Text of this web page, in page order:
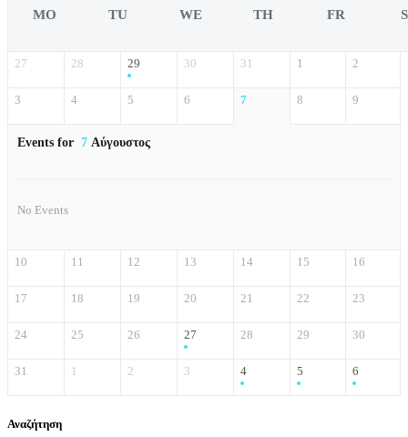
MO TU WE TH FR
27 28 29 30 31 1 2
3 4 5 6 7 8 9
Events for 7 Αύγουστος
No Events
10 11 12 13 14 15 16
17 18 19 20 21 22 23
24 25 26 27 28 29 30
31 1 2 3 4 5 6
Αναζήτηση